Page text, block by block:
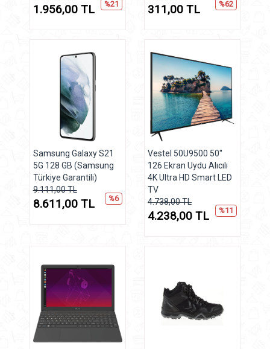
%21
1.956,00 TL %62
311,00 TL
Samsung Galaxy S21
5G 128 GB (Samsung
Türkiye Garantili)
9.111,00 TL
%6
8.611,00 TL
Vestel 50U9500 50''
126 Ekran Uydu Alıcılı
4K Ultra HD Smart LED
TV
4.738,00 TL
%11
4.238,00 TL